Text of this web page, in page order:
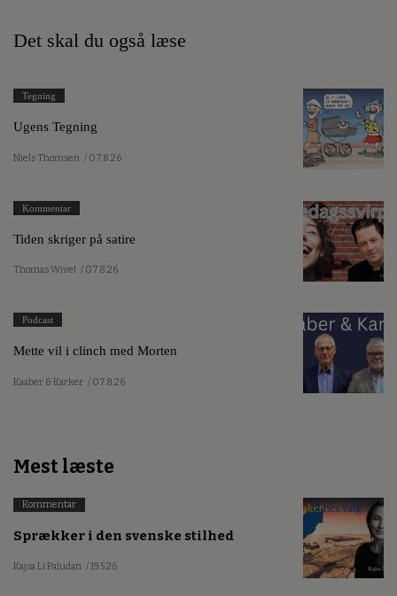
Det skal du også læse
Tegning
Ugens Tegning
Niels Thomsen / 07.8.26
Kommentar
Tiden skriger på satire
Thomas Wivel / 07.8.26
Podcast
Mette vil i clinch med Morten
Kaaber & Karker / 07.8.26
Mest læste
Kommentar
Sprækker i den svenske stilhed
Kajsa Li Paludan / 19.5.26